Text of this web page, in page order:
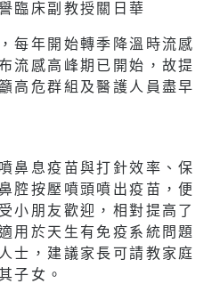
臨床副教授關日華
每年開始轉季降溫時流感
流感高峰期已開始，故提
高危群組及醫護人員盡早
鼻息疫苗與打針效率、保
腔按壓噴頭噴出疫苗，便
小朋友歡迎，相對提高了
用於天生有免疫系統問題
士，建議家長可請教家庭
子女。